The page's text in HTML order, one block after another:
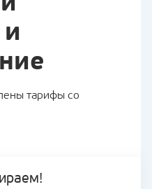
и
тарифы со
100, 300 и 500